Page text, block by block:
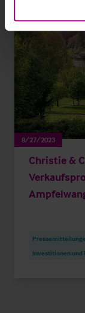
8/27/2023
Christie &
Investitionen und